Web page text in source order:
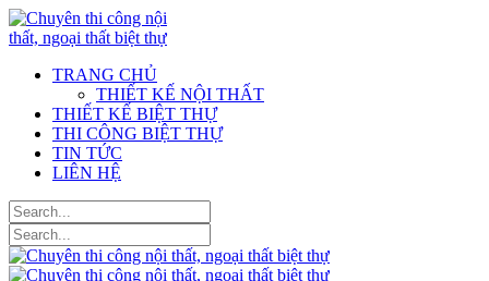
TRANG CHỦ
THIẾT KẾ NỘI THẤT
THIẾT KẾ BIỆT THỰ
THI CÔNG BIỆT THỰ
TIN TỨC
LIÊN HỆ